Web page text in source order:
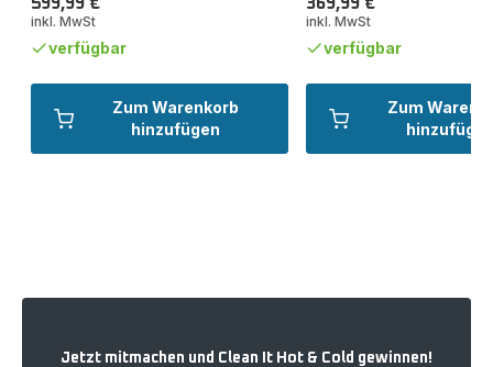
Zum Warenkorb
hinzufügen
Preis
inkl. MwSt
verfügbar
Zum
Preis
inkl. MwSt
verfügbar
Jetzt mitmachen und Clean It Hot & Cold gewinnen!